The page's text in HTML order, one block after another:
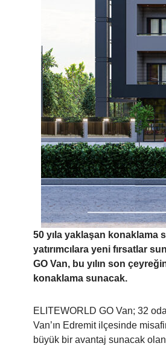
50 yıla yaklaşan konaklama
yatırımcılara yeni fırsatlar
GO Van, bu yılın son
konaklama sunacak.
ELITEWORLD GO Van; 32
Van’ın Edremit ilçesinde
büyük bir avantaj sunacak